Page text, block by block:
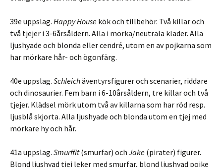
39e uppslag. Happy House kök och tillbehör. Två killar och
två tjejer i 3-6årsåldern. Alla i mörka/neutrala kläder. Alla
ljushyade och blonda eller cendré, utom en av pojkarna som
har mörkare hår- och ögonfärg.
40e uppslag. Schleichäventyrsfigurer och scenarier, riddare
och dinosaurier. Fem barn i 6-10årsåldern, tre killar och två
tjejer. Klädsel mörk utom två av killarna som har röd resp.
ljusblå skjorta. Alla ljushyade och blonda utom en tjej med
mörkare hy och hår.
41a uppslag. Smurffit(smurfar) och Jake (pirater) figurer.
Blond ljushyad tjej leker med smurfar, blond ljushyad pojke